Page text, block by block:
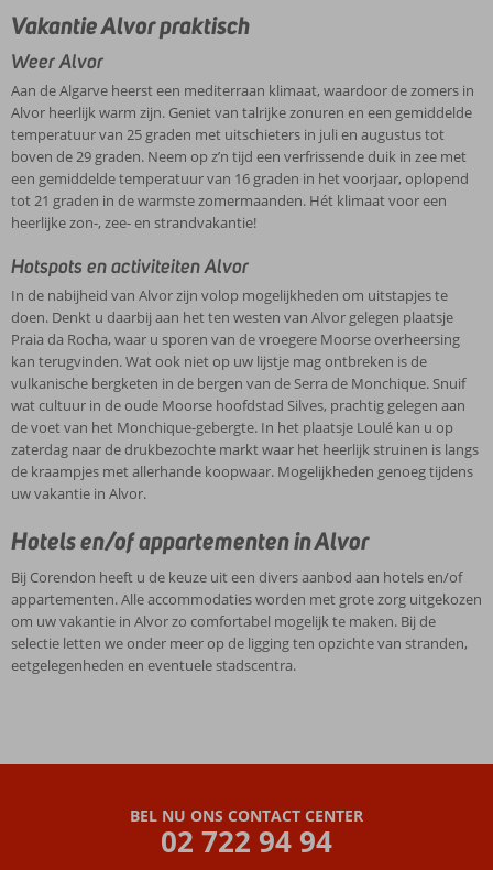
Vakantie Alvor praktisch
Weer Alvor
Aan de Algarve heerst een mediterraan klimaat, waardoor de zomers in
Alvor heerlijk warm zijn. Geniet van talrijke zonuren en een gemiddelde
temperatuur van 25 graden met uitschieters in juli en augustus tot
boven de 29 graden. Neem op z’n tijd een verfrissende duik in zee met
een gemiddelde temperatuur van 16 graden in het voorjaar, oplopend
tot 21 graden in de warmste zomermaanden. Hét klimaat voor een
heerlijke zon-, zee- en strandvakantie!
Hotspots en activiteiten Alvor
In de nabijheid van Alvor zijn volop mogelijkheden om uitstapjes te
doen. Denkt u daarbij aan het ten westen van Alvor gelegen plaatsje
Praia da Rocha, waar u sporen van de vroegere Moorse overheersing
kan terugvinden. Wat ook niet op uw lijstje mag ontbreken is de
vulkanische bergketen in de bergen van de Serra de Monchique. Snuif
wat cultuur in de oude Moorse hoofdstad Silves, prachtig gelegen aan
de voet van het Monchique-gebergte. In het plaatsje Loulé kan u op
zaterdag naar de drukbezochte markt waar het heerlijk struinen is langs
de kraampjes met allerhande koopwaar. Mogelijkheden genoeg tijdens
uw vakantie in Alvor.
Hotels en/of appartementen in Alvor
Bij Corendon heeft u de keuze uit een divers aanbod aan hotels en/of
appartementen. Alle accommodaties worden met grote zorg uitgekozen
om uw vakantie in Alvor zo comfortabel mogelijk te maken. Bij de
selectie letten we onder meer op de ligging ten opzichte van stranden,
eetgelegenheden en eventuele stadscentra.
BEL NU ONS CONTACT CENTER
02 722 94 94